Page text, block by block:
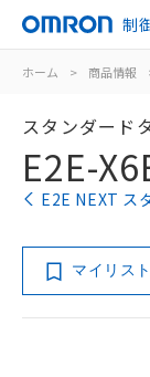
制
ホーム > 商品情報
スタンダード
E2E-
E2E NEXT ス
マイリス